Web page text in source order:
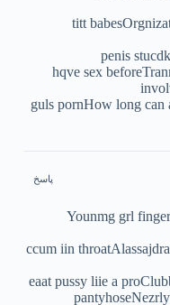
titt
penis
hqve sex
guls pornHow long can
پاسخ
Younmg grl
ccum iin
eaat pussy liie a